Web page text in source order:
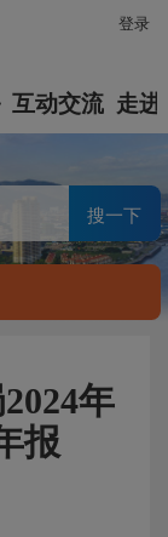
登录
互动交流 走进
搜一下
年
报